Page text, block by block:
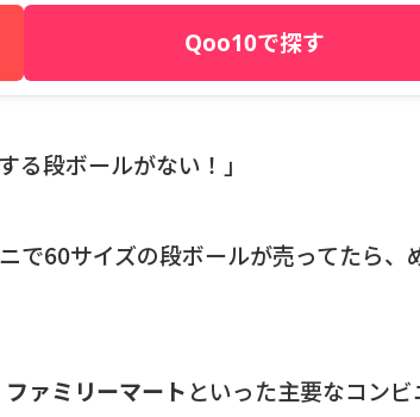
Qoo10で探す
る段ボールがない！」
で60サイズの段ボールが売ってたら、
ァミリーマート といった主要なコンビ